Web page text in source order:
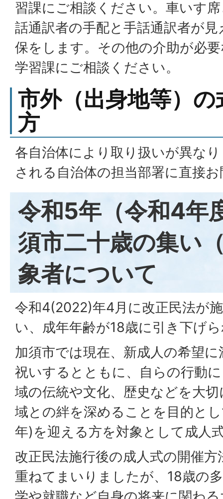
習課にご相談ください。車いす
話通訳者の手配と手話通訳者が
保をします。その他の介助が必
学習課にご相談ください。
市外（出身地等）
方
各自治体により取り扱いが異な
される自治体の担当部署に直接
令和5年（令和4年
須市二十歳の集い
象者について
令和4(2022)年4月に改正民法が
い、成年年齢が18歳に引き下げ
加須市では現在、新成人の希望
祝いするとともに、自らの行動
域の伝統や文化、歴史などを大
域との絆を深めることを目的と
年)を迎える方を対象として成人
改正民法施行後の成人式の開催
重ねてまいりましたが、18歳の